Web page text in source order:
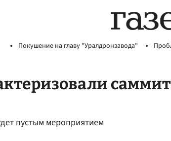
Покушение на главу "Уралдронзавода"
пустым мероприятием